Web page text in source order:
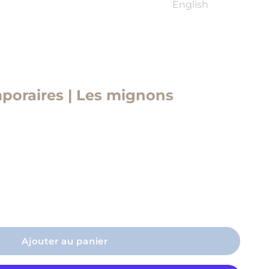
English
| Les mignons
Ajouter au panier